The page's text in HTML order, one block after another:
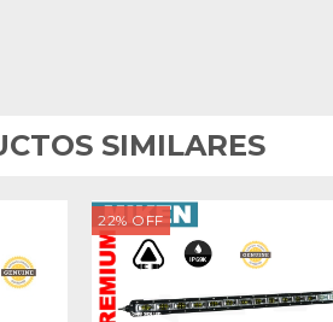
SIMILARES
22% OFF